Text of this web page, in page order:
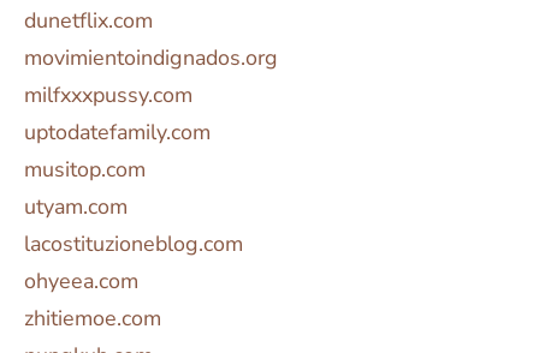
dunetflix.com
movimientoindignados.org
milfxxxpussy.com
uptodatefamily.com
musitop.com
utyam.com
lacostituzioneblog.com
ohyeea.com
zhitiemoe.com